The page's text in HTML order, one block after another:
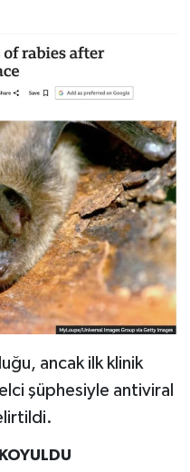
ancak ilk klinik
şüphesiyle antiviral